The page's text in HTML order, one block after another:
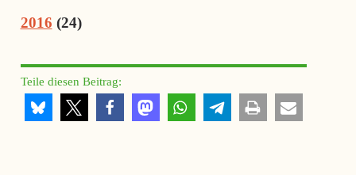
2016 (24)
Teile diesen Beitrag: